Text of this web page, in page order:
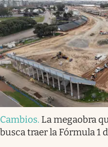
Cambios. La megaobra
busca traer la Fórmula 1